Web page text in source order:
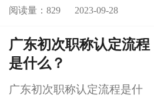
阅读量：829 2023-09-28
广东初次职称认定流程
是什么？
广东初次职称认定流程是什